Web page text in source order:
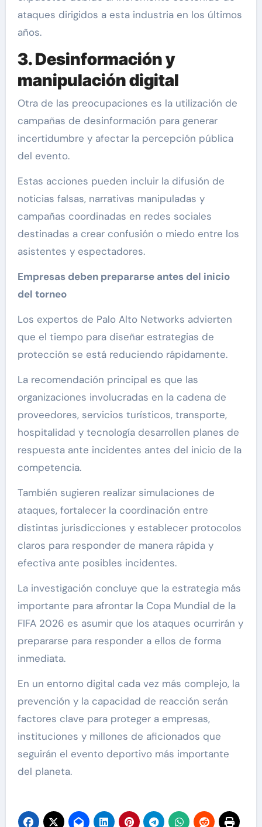
ataques dirigidos a esta industria en los últimos
años.
3. Desinformación y
manipulación digital
Otra de las preocupaciones es la utilización de
campañas de desinformación para generar
incertidumbre y afectar la percepción pública
del evento.
Estas acciones pueden incluir la difusión de
noticias falsas, narrativas manipuladas y
campañas coordinadas en redes sociales
destinadas a crear confusión o miedo entre los
asistentes y espectadores.
Empresas deben prepararse antes del inicio
del torneo
Los expertos de Palo Alto Networks advierten
que el tiempo para diseñar estrategias de
protección se está reduciendo rápidamente.
La recomendación principal es que las
organizaciones involucradas en la cadena de
proveedores, servicios turísticos, transporte,
hospitalidad y tecnología desarrollen planes de
respuesta ante incidentes antes del inicio de la
competencia.
También sugieren realizar simulaciones de
ataques, fortalecer la coordinación entre
distintas jurisdicciones y establecer protocolos
claros para responder de manera rápida y
efectiva ante posibles incidentes.
La investigación concluye que la estrategia más
importante para afrontar la Copa Mundial de la
FIFA 2026 es asumir que los ataques ocurrirán y
prepararse para responder a ellos de forma
inmediata.
En un entorno digital cada vez más complejo, la
prevención y la capacidad de reacción serán
factores clave para proteger a empresas,
instituciones y millones de aficionados que
seguirán el evento deportivo más importante
del planeta.